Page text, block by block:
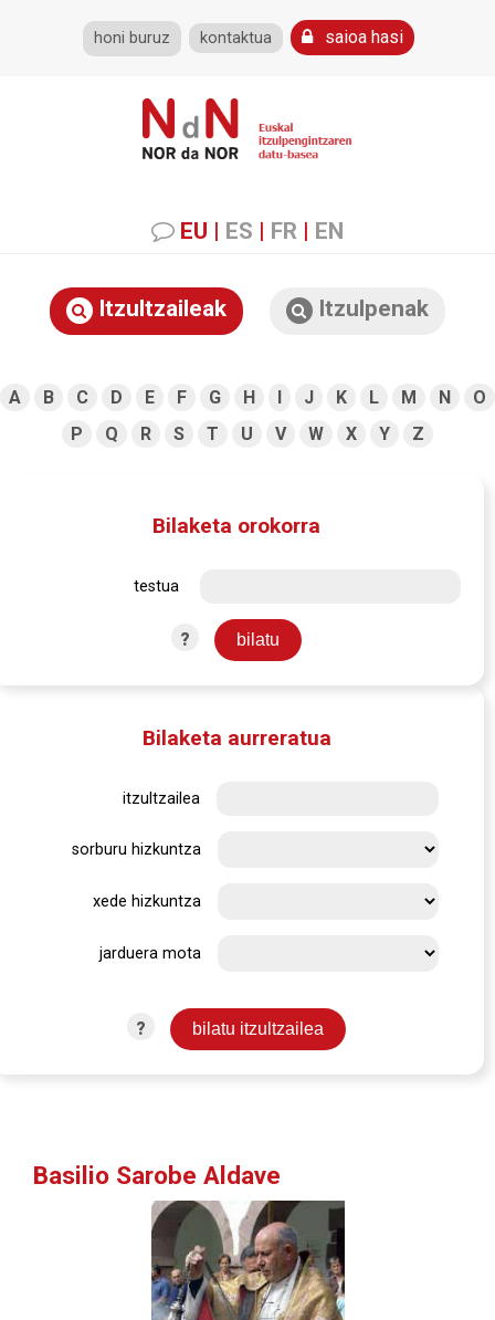
honi buruz kontaktua saioa hasi
EU | ES | FR | EN
Itzultzaileak Itzulpenak
A B C D E F G H I J K L M N
O
P
Q R S T U V W X Y Z
Bilaketa orokorra
testua
?
Bilaketa aurreratua
itzultzailea
sorburu hizkuntza
xede hizkuntza
jarduera mota
?
Basilio Sarobe Aldave